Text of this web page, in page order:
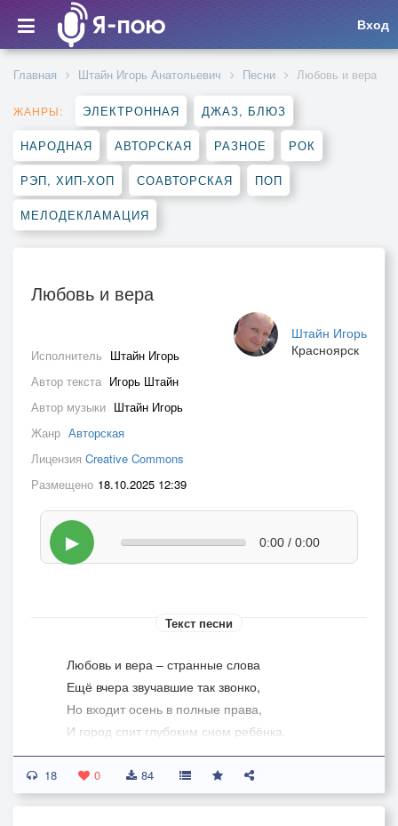
Вход
Главная Штайн Игорь Анатольевич Песни Любовь и вера
ЖАНРЫ: ЭЛЕКТРОННАЯ ДЖАЗ, БЛЮЗ
НАРОДНАЯ АВТОРСКАЯ РАЗНОЕ РОК
РЭП, ХИП-ХОП СОАВТОРСКАЯ ПОП
МЕЛОДЕКЛАМАЦИЯ
Любовь и вера
Штайн Игорь
Красноярск
Исполнитель Штайн Игорь
Автор текста Игорь Штайн
Автор музыки Штайн Игорь
Жанр Авторская
Лицензия Creative Commons
Размещено 18.10.2025 12:39
▶ 0:00 / 0:00
Текст песни
Любовь и вера – странные слова
Ещё вчера звучавшие так звонко,
Но входит осень в полные права,
И город спит глубоким сном ребёнка.
Их взяли в клещи вечные дожди,
Прорвавшись в тыл сквозь улицы и скверы,
18 0 84